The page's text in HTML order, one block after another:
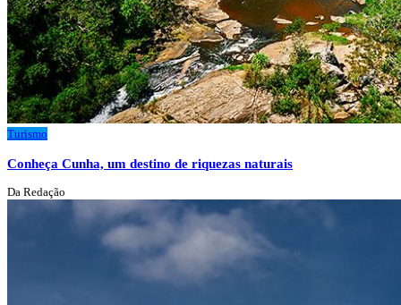
Turismo
Conheça Cunha, um destino de riquezas naturais
Da Redação